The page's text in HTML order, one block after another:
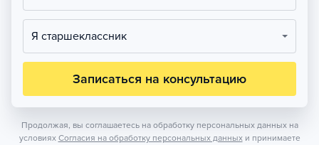
Я старшеклассник
Записаться на консультацию
Продолжая, вы соглашаетесь на обработку персональных данных на
условиях Согласия на обработку персональных данных и принимаете